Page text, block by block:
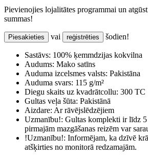
Pievienojies lojalitātes programmai un
summas!
Piesakieties vai reģistrēties šodien!
Sastāvs: 100% ķemmdzijas kokvilna
Audums: Mako satīns
Auduma izcelsmes valsts: Pakistāna
Auduma svars: 115 g/m²
Diegu skaits uz kvadrātcollu: 300 TC
Gultas veļa šūta: Pakistānā
Aizdare: Ar rāvējslēdzējiem
Uzmanību!: Gultas komplekti ir līdz
pirmajām mazgāšanas reizēm var
!Uzmanību!: Informējam, ka dzīvē
atšķirties no monitorā redzamajām.